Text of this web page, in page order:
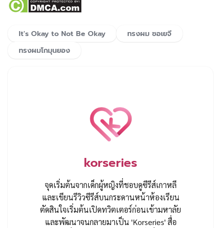
It's Okay to Not Be Okay
ทรงผม ซอเยจี
ทรงผมโกมุนยอง
korseries
จุดเริ่มต้นจากเด็กผู้หญิงที่ชอบดูซีรีส์เกาหลี
และเขียนรีวิวซีรีส์บนกระดานหน้าห้องเรียน
ตัดสินใจเริ่มต้นเปิดทวิตเตอร์ก่อนเข้ามหาลัย
และพัฒนาจนกลายมาเป็น 'Korseries' สื่อ